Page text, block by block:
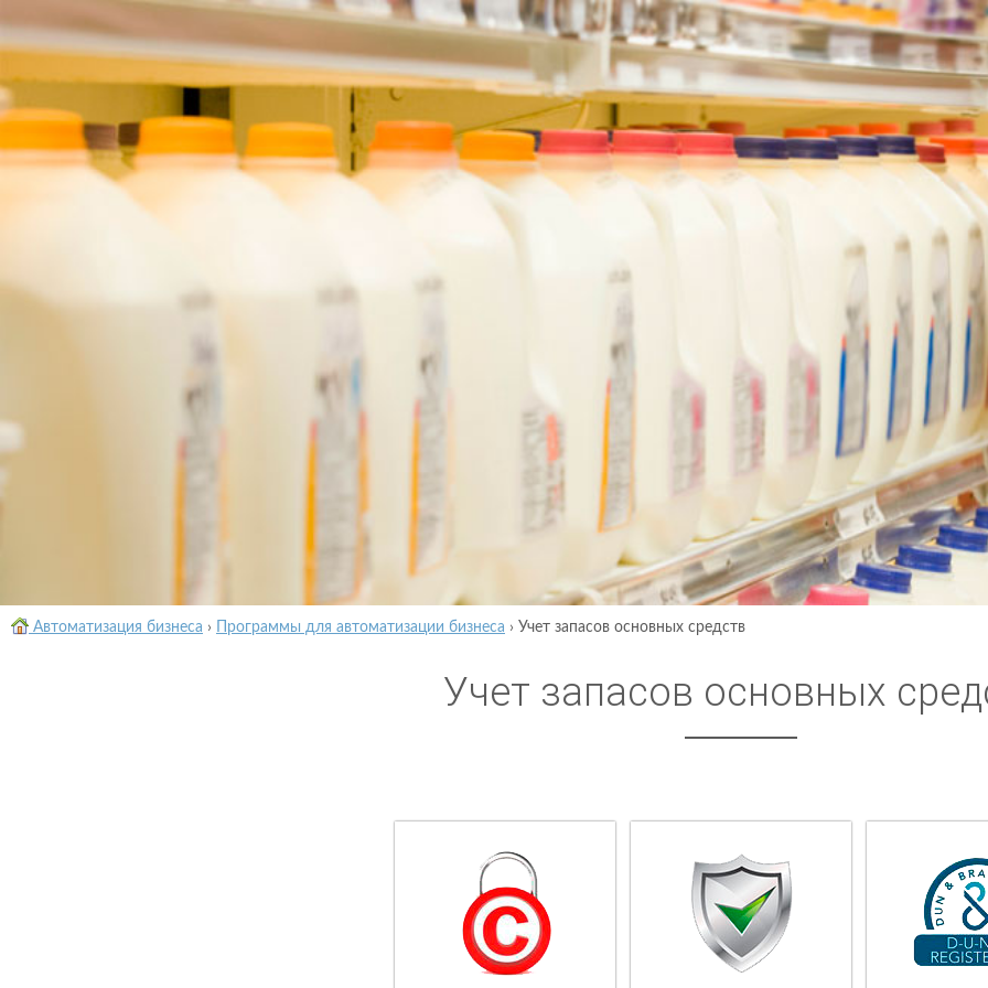
Автоматизация бизнеса › Программы для автоматизации бизнеса › Учет запасов основных средств
Учет запасов основных